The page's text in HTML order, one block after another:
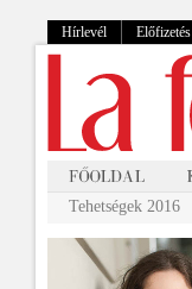
Hírlevél Előfizetés
Tehetségek 2016